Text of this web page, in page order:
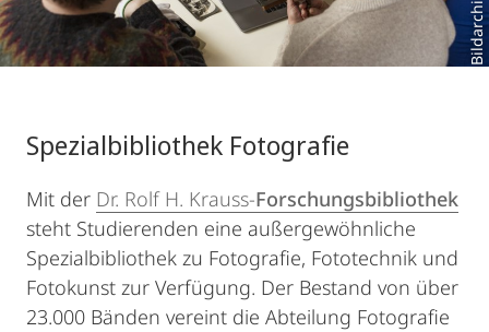
Spezialbibliothek Fotografie
Mit der Dr. Rolf H. Krauss-Forschungsbibliothek
steht Studierenden eine außergewöhnliche
Spezialbibliothek zu Fotografie, Fototechnik und
Fotokunst zur Verfügung. Der Bestand von über
23.000 Bänden vereint die Abteilung Fotografie